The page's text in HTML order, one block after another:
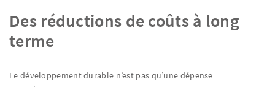
Des réductions de coûts à long
terme
Le développement durable n’est pas qu’une dépense